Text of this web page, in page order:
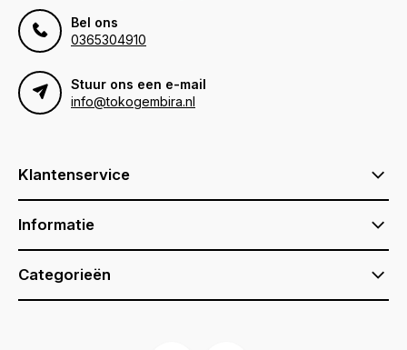
Bel ons
0365304910
Stuur ons een e-mail
info@tokogembira.nl
Klantenservice
Informatie
Categorieën